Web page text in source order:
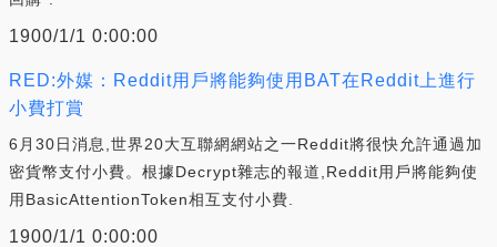
1900/1/1 0:00:00
RED:外媒：Reddit用戶將能夠使用BAT在Reddit上進行
小費打賞
6月30日消息,世界20大互聯網網站之一Reddit將很快允許通過加
密貨幣支付小費。根據Decrypt雜志的報道,Reddit用戶將能夠使
用BasicAttentionToken相互支付小費.
1900/1/1 0:00:00